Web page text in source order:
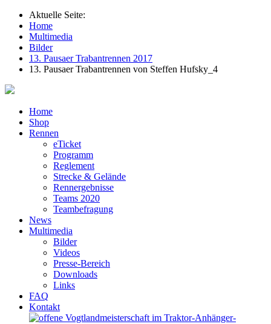
Aktuelle Seite:
Home
Multimedia
Bilder
13. Pausaer Trabantrennen 2017
13. Pausaer Trabantrennen von Steffen Hufsky_4
Home
Shop
Rennen
eTicket
Programm
Reglement
Strecke & Gelände
Rennergebnisse
Teams 2020
Teambefragung
News
Multimedia
Bilder
Videos
Presse-Bereich
Downloads
Links
FAQ
Kontakt